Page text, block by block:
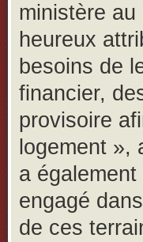
ministère
heureux
besoins de
financier,
provisoire
logement »,
a
engagé
de ces